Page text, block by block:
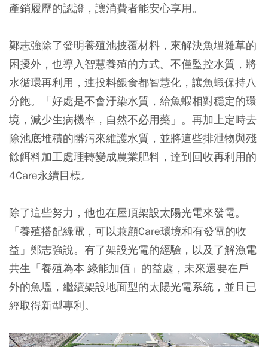
產銷履歷的認證，讓消費者能安心享用。
鄭志強除了發明養殖池披覆材料，來解決魚塭雜草的
困擾外，也導入智慧養殖的方式。不僅監控水質，將
水循環再利用，連投料餵食都智慧化，讓魚蝦保持八
分飽。「好處是不會汙染水質，給魚蝦相對穩定的環
境，減少生病機率，自然不必用藥」。再加上定時去
除池底堆積的髒污來維護水質，並將這些排泄物與殘
餘餌料加工處理轉變成農業肥料，達到回收再利用的
4Care永續目標。
除了這些努力，他也在屋頂架設太陽光電來發電。
「養殖搭配綠電，可以兼顧Care環境和有發電的收
益」鄭志強說。有了架設光電的經驗，以及了解漁電
共生「養殖為本 綠能加值」的益處，未來還要在戶
外的魚塭，繼續架設地面型的太陽光電系統，並且已
經取得新型專利。